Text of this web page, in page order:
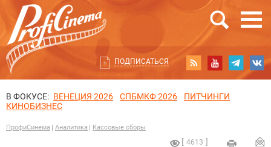
ПОДПИСАТЬСЯ
В ФОКУСЕ: ВЕНЕЦИЯ 2026 СПБМКФ 2026
ПИТЧИНГИ
КИНОБИЗНЕС
ПрофиСинема Аналитика Кассовые сборы
4613